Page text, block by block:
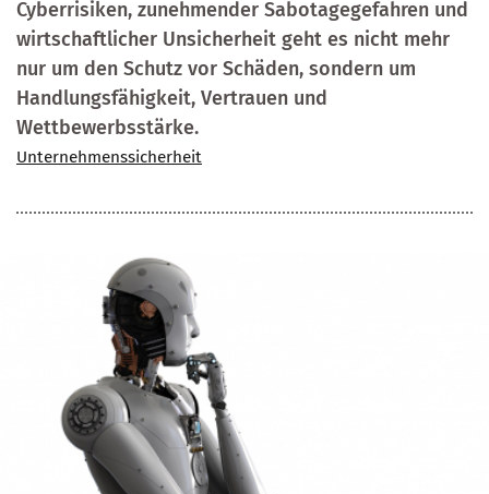
Cyberrisiken, zunehmender Sabotagegefahren und
wirtschaftlicher Unsicherheit geht es nicht mehr
nur um den Schutz vor Schäden, sondern um
Handlungsfähigkeit, Vertrauen und
Wettbewerbsstärke.
Unternehmenssicherheit